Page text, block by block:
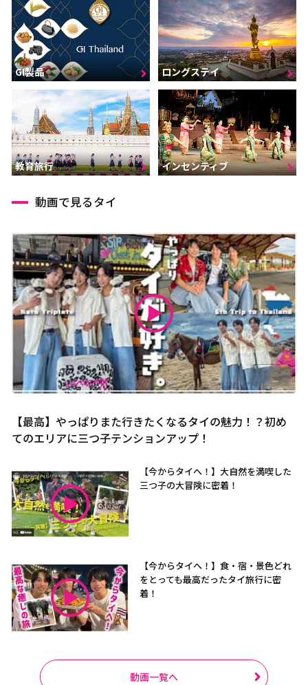
GI製品 ロングステイ
教育旅行 インセンティブ
動画で見るタイ
【最高】やっぱりまた行きたくなるタイの魅力！？初め
てのエリアに三つ子テンションアップ！
【今からタイへ！】大自然を満喫した
三つ子の大冒険に密着！
【今からタイへ！】食・宿・景色どれ
をとっても最高だったタイ旅行に密
着！
動画一覧へ